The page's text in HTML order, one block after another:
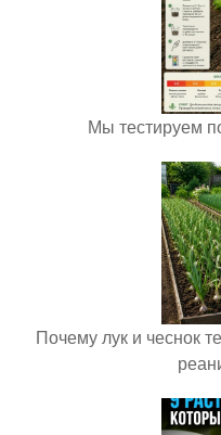
Мы тестируем
Почему лук и чеснок